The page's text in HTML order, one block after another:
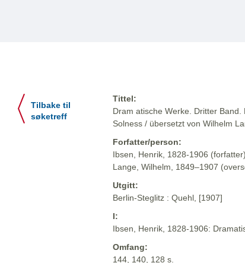
Tilbake til
søketreff
Tittel:
Dram atische Werke. Dritter
Solness / übersetzt von Wilhelm
Forfatter/person:
Ibsen, Henrik, 1828-1906 (forfatter)
Lange, Wilhelm, 1849–1907
Utgitt:
Berlin-Steglitz : Quehl, [1907]
I:
Ibsen, Henrik, 1828-1906:
Omfang:
144, 140, 128 s.